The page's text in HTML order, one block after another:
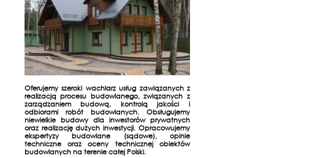
Oferujemy szeroki wachlarz usług zawiązanych z
realizacją procesu budowlanego, związanych z
zarządzaniem budową, kontrolą jakości i
odbiorami robót budowlanych. Obsługujemy
niewielkie budowy dla inwestorów prywatnych
oraz realizację dużych inwestycji. Opracowujemy
ekspertyzy budowlane (sądowe), opinie
techniczne oraz oceny technicznej obiektów
budowlanych na terenie całej Polski.